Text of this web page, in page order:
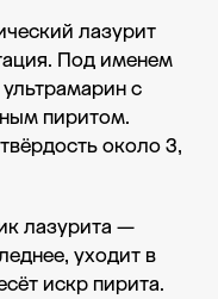
лазурит
Под именем
с
пиритом.
около 3,
лазурита —
уходит в
искр пирита.